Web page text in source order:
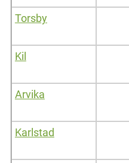
Torsby
Kil
Arvika
Karlstad